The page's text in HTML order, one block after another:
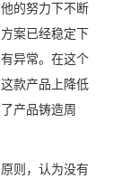
的努力下不断
案已经稳定下
异常。在这个
款产品上降低
产品铸造周
则，认为没有